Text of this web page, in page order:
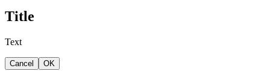
Title
Text
Cancel OK